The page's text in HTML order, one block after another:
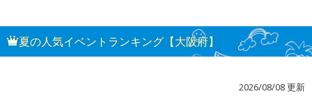
夏の人気イベントランキング【大阪府】
2026/08/08 更新